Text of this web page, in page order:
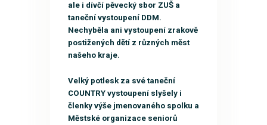
ale i dívčí pěvecký sbor ZUŠ a
taneční vystoupení DDM.
Nechyběla ani vystoupení zrakově
postižených dětí z různých měst
našeho kraje.
Velký potlesk za své taneční
COUNTRY vystoupení slyšely i
členky výše jmenovaného spolku a
Městské organizace seniorů